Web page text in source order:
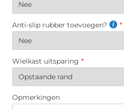
Anti-slip rubber toevoegen?
Wielkast uitsparing
Opmerkingen